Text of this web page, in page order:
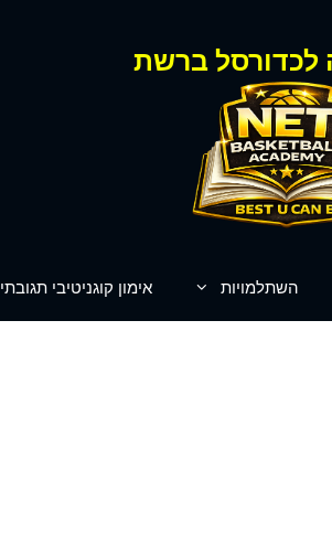
לכדורסל ברשת
השתלמויות אימון קוגניטיבי תגובתי